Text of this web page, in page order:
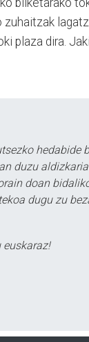
zuhaitzak
plaza dira.
hedabide
duzu
doan
dugu zu
euskaraz!